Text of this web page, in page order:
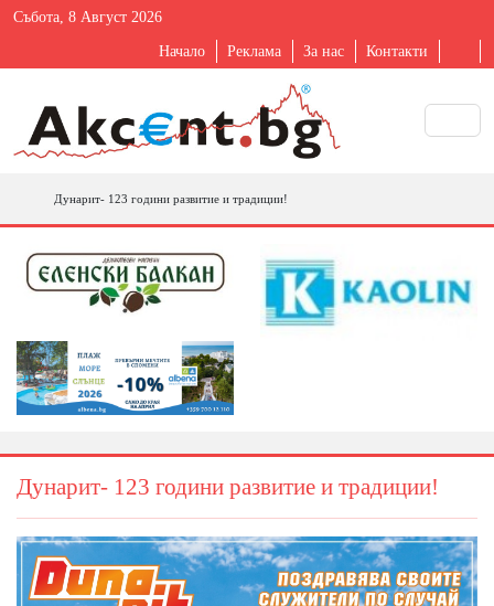
Събота, 8 Август 2026
Начало Реклама За нас Контакти
Дунарит- 123 години развитие и традиции!
Дунарит- 123 години развитие и традиции!